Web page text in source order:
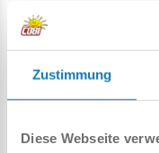
Zustimmung
Diese Webseite
Lokalizacja produktu:
Homepage